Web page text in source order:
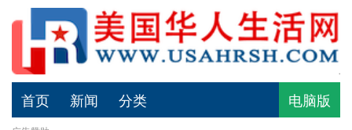
首页 新闻 分类 电脑版